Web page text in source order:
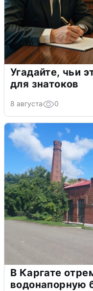
Угадайте, чьи
для знатоков
8 августа 0
В Каргате
водонапорную